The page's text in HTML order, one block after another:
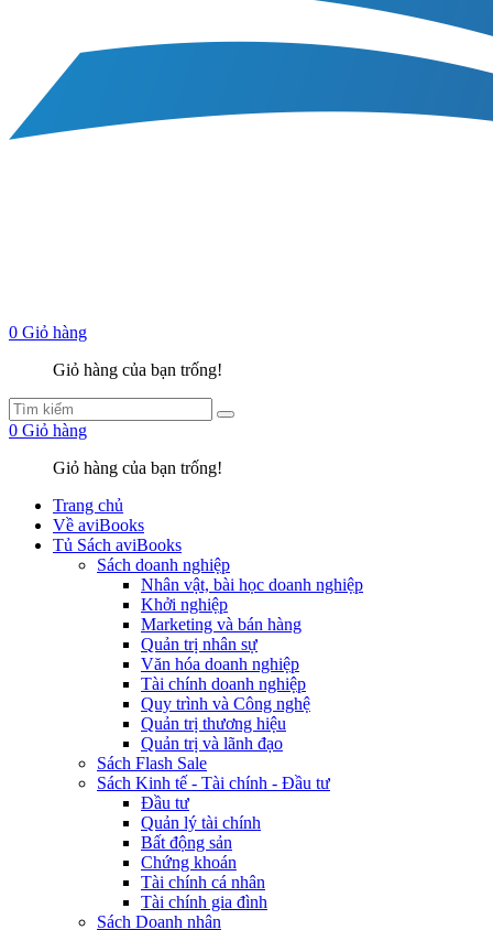
0 Giỏ hàng
Giỏ hàng của bạn trống!
0 Giỏ hàng
Giỏ hàng của bạn trống!
Trang chủ
Về aviBooks
Tủ Sách aviBooks
Sách doanh nghiệp
Nhân vật, bài học doanh nghiệp
Khởi nghiệp
Marketing và bán hàng
Quản trị nhân sự
Văn hóa doanh nghiệp
Tài chính doanh nghiệp
Quy trình và Công nghệ
Quản trị thương hiệu
Quản trị và lãnh đạo
Sách Flash Sale
Sách Kinh tế - Tài chính - Đầu tư
Đầu tư
Quản lý tài chính
Bất động sản
Chứng khoán
Tài chính cá nhân
Tài chính gia đình
Sách Doanh nhân